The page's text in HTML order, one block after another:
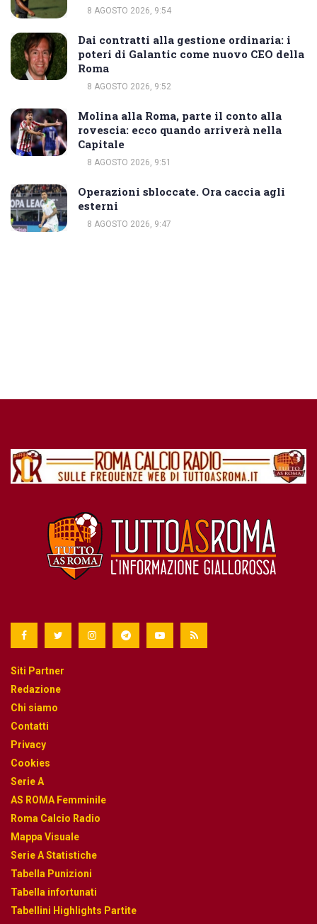
8 AGOSTO 2026, 9:54
Dai contratti alla gestione ordinaria: i
poteri di Galantic come nuovo CEO della
Roma
8 AGOSTO 2026, 9:52
Molina alla Roma, parte il conto alla
rovescia: ecco quando arriverà nella
Capitale
8 AGOSTO 2026, 9:51
Operazioni sbloccate. Ora caccia agli
esterni
8 AGOSTO 2026, 9:47
Siti Partner
Redazione
Chi siamo
Contatti
Privacy
Cookies
Serie A
AS ROMA Femminile
Roma Calcio Radio
Mappa Visuale
Serie A Statistiche
Tabella Punizioni
Tabella infortunati
Tabellini Highlights Partite